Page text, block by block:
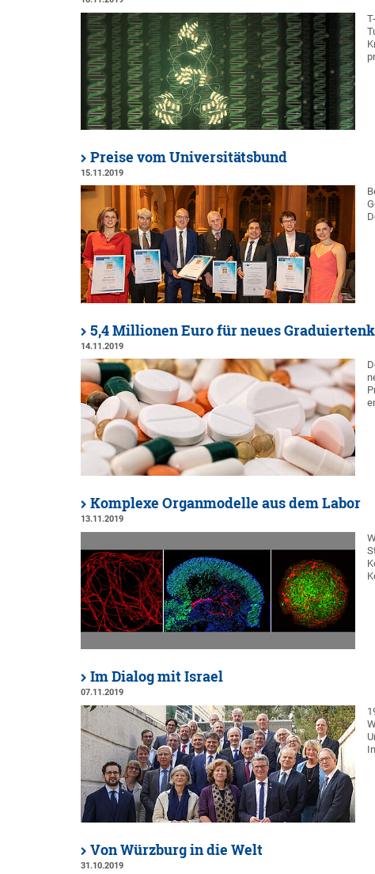
Preise vom Universitätsbund
15.11.2019
5,4 Millionen Euro für neues
14.11.2019
Komplexe Organmodelle aus dem Labor
13.11.2019
Im Dialog mit Israel
07.11.2019
Von Würzburg in die Welt
31.10.2019